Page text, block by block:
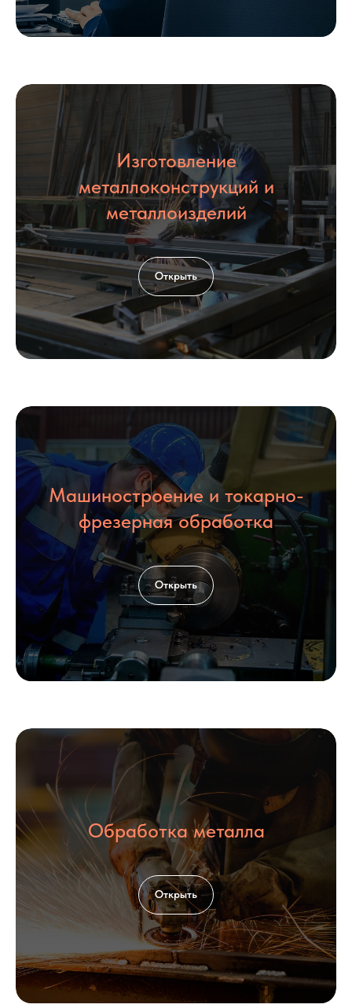
Изготовление
металлоконструкций и
металлоизделий
Открыть
Машиностроение и токарно-
фрезерная обработка
Открыть
Обработка металла
Открыть